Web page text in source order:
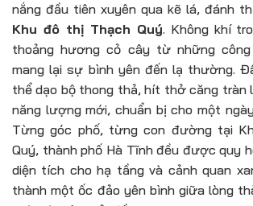
nắng đầu tiên xuyên qua kẽ lá, đánh
Khu đô thị Thạch Quý. Không khí
thoảng hương cỏ cây từ những
mang lại sự bình yên đến lạ thường.
thể dạo bộ thong thả, hít thở căng tràn
năng lượng mới, chuẩn bị cho một
Từng góc phố, từng con đường tại
Quý, thành phố Hà Tĩnh đều được quy
diện tích cho hạ tầng và cảnh quan
thành một ốc đảo yên bình giữa lòng